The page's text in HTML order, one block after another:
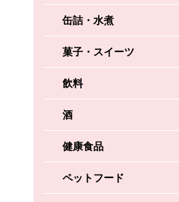
缶詰・水煮
菓子・スイーツ
飲料
酒
健康食品
ペットフード